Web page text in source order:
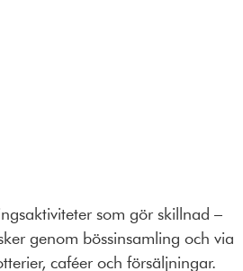
som gör skillnad –
genom bössinsamling och via
caféer och försäljningar.